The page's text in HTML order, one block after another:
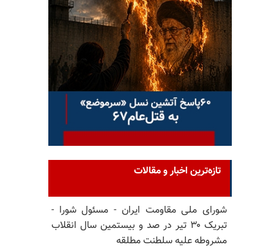
تازه‌ترین اخبار و مقالات
شورای ملی مقاومت ایران - مسئول شورا -
تبریک ۳۰ تیر در صد و بیستمین سال انقلاب
مشروطه علیه سلطنت مطلقه